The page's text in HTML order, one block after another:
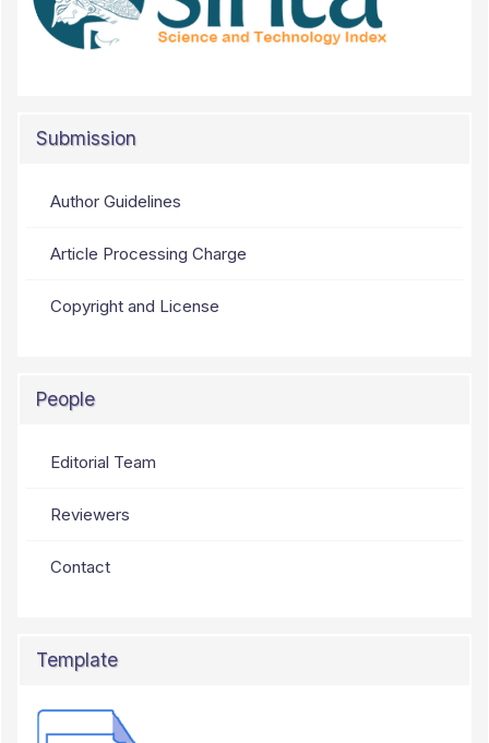
Submission
Author Guidelines
Article Processing Charge
Copyright and License
People
Editorial Team
Reviewers
Contact
Template